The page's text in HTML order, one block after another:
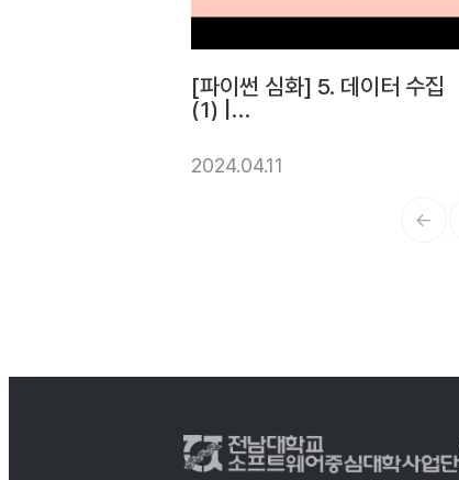
[파이썬 심화] 5. 데이터 수집
(1) |
학사업단
2024.04.11
←